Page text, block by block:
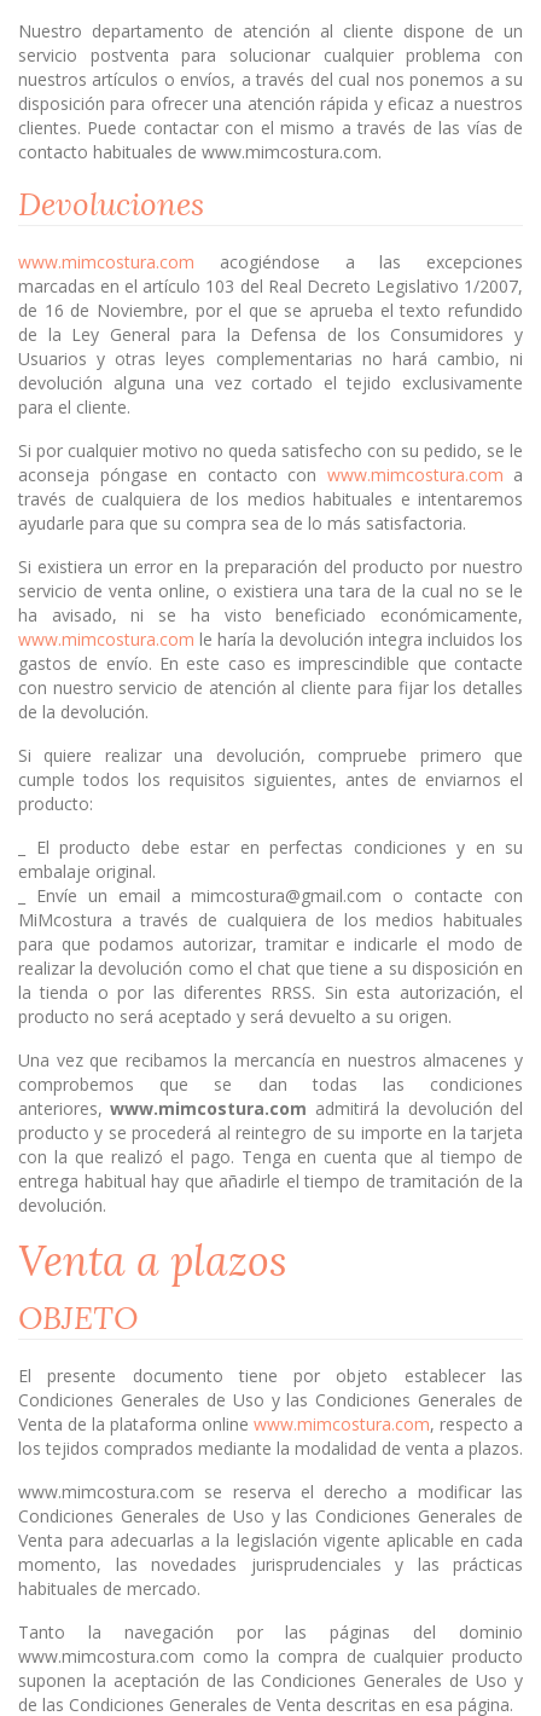
Nuestro departamento de atención al cliente dispone de un
servicio postventa para solucionar cualquier problema con
nuestros artículos o envíos, a través del cual nos ponemos a su
disposición para ofrecer una atención rápida y eficaz a nuestros
clientes. Puede contactar con el mismo a través de las vías de
contacto habituales de www.mimcostura.com.
Devoluciones
www.mimcostura.com acogiéndose a las excepciones
marcadas en el artículo 103 del Real Decreto Legislativo 1/2007,
de 16 de Noviembre, por el que se aprueba el texto refundido
de la Ley General para la Defensa de los Consumidores y
Usuarios y otras leyes complementarias no hará cambio, ni
devolución alguna una vez cortado el tejido exclusivamente
para el cliente.
Si por cualquier motivo no queda satisfecho con su pedido, se le
aconseja póngase en contacto con www.mimcostura.com a
través de cualquiera de los medios habituales e intentaremos
ayudarle para que su compra sea de lo más satisfactoria.
Si existiera un error en la preparación del producto por nuestro
servicio de venta online, o existiera una tara de la cual no se le
ha avisado, ni se ha visto beneficiado económicamente,
www.mimcostura.com le haría la devolución integra incluidos los
gastos de envío. En este caso es imprescindible que contacte
con nuestro servicio de atención al cliente para fijar los detalles
de la devolución.
Si quiere realizar una devolución, compruebe primero que
cumple todos los requisitos siguientes, antes de enviarnos el
producto:
_ El producto debe estar en perfectas condiciones y en su
embalaje original.
_ Envíe un email a mimcostura@gmail.com o contacte con
MiMcostura a través de cualquiera de los medios habituales
para que podamos autorizar, tramitar e indicarle el modo de
realizar la devolución como el chat que tiene a su disposición en
la tienda o por las diferentes RRSS. Sin esta autorización, el
producto no será aceptado y será devuelto a su origen.
Una vez que recibamos la mercancía en nuestros almacenes y
comprobemos que se dan todas las condiciones
anteriores,www.mimcostura.com admitirá la devolución del
producto y se procederá al reintegro de su importe en la tarjeta
con la que realizó el pago. Tenga en cuenta que al tiempo de
entrega habitual hay que añadirle el tiempo de tramitación de la
devolución.
Venta a plazos
OBJETO
El presente documento tiene por objeto establecer las
Condiciones Generales de Uso y las Condiciones Generales de
Venta de la plataforma online www.mimcostura.com, respecto a
los tejidos comprados mediante la modalidad de venta a plazos.
www.mimcostura.com se reserva el derecho a modificar las
Condiciones Generales de Uso y las Condiciones Generales de
Venta para adecuarlas a la legislación vigente aplicable en cada
momento, las novedades jurisprudenciales y las prácticas
habituales de mercado.
Tanto la navegación por las páginas del dominio
www.mimcostura.com como la compra de cualquier producto
suponen la aceptación de las Condiciones Generales de Uso y
de las Condiciones Generales de Venta descritas en esa página.